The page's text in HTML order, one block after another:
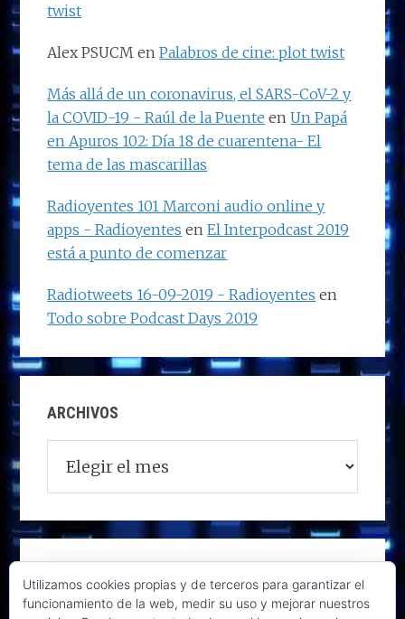
twist
Alex PSUCM enPalabros de cine: plot twist
Más allá de un coronavirus, el SARS-CoV-2 y
la COVID-19 - Raúl de la Puente enUn Papá
en Apuros 102: Día 18 de cuarentena- El
tema de las mascarillas
Radioyentes 101 Marconi audio online y
apps - Radioyentes enEl Interpodcast 2019
está a punto de comenzar
Radiotweets 16-09-2019 - Radioyentes en
Todo sobre Podcast Days 2019
ARCHIVOS
Utilizamos cookies propias y de terceros para garantizar el
funcionamiento de la web, medir su uso y mejorar nuestros